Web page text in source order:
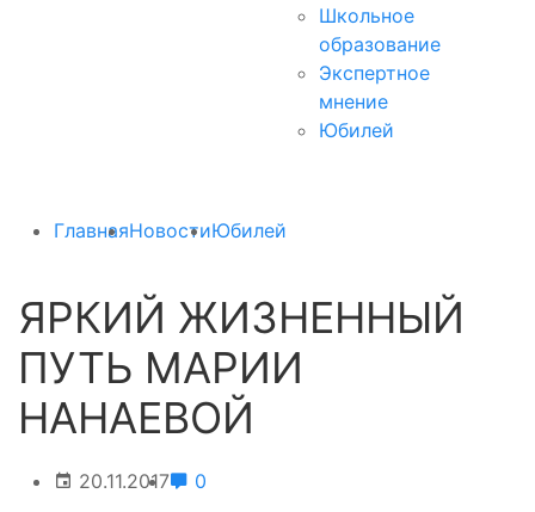
Школьное
образование
Экспертное
мнение
Юбилей
ГлавнаяНовостиЮбилей
ЯРКИЙ ЖИЗНЕННЫЙ
ПУТЬ МАРИИ
НАНАЕВОЙ
20.11.2017 0